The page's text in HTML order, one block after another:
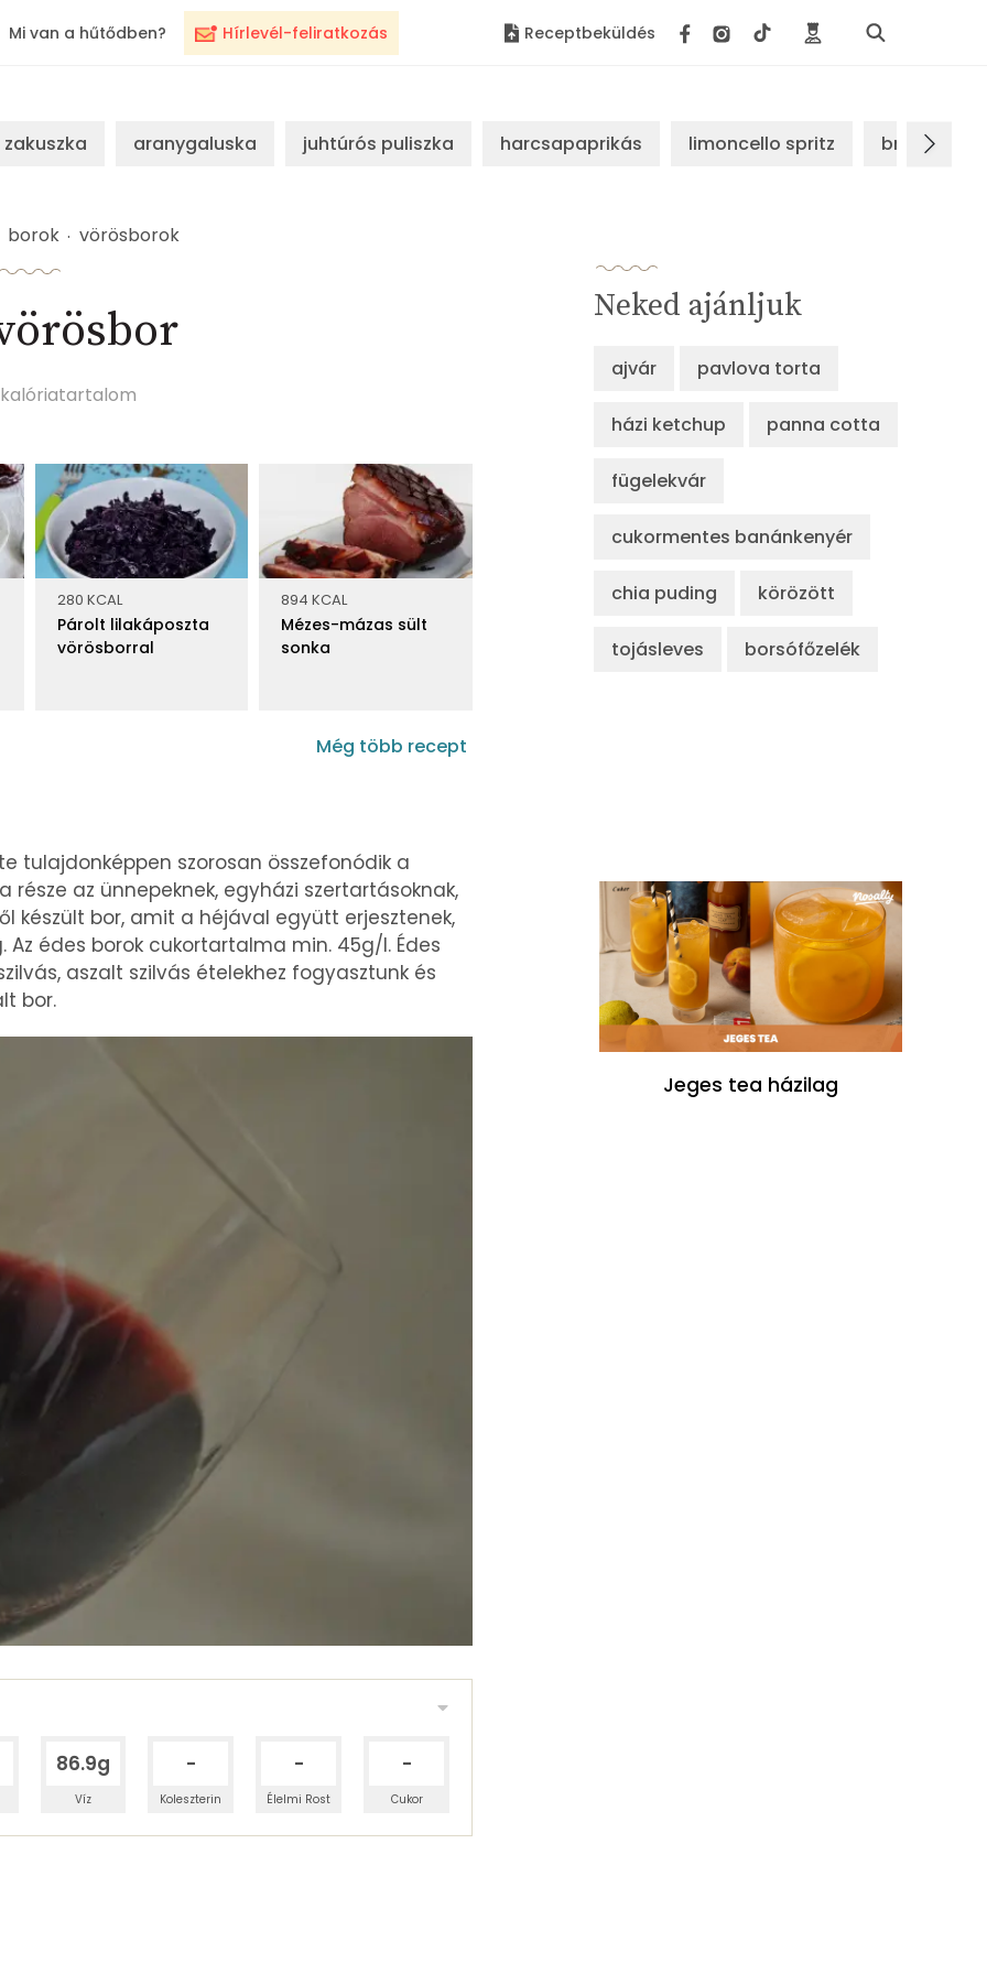
Hírlevél-feliratkozás
Mi van a hűtődben? Receptbeküldés
zakuszka aranygaluska juhtúrós puliszka harcsapaprikás limoncello spritz brassói
borok vörösborok
280 KCAL
Párolt lilakáposzta
vörösborral
894 KCAL
Mézes-mázas sült
sonka
Még több recept
tulajdonképpen szorosan összefonódik a
az ünnepeknek, egyházi szertartásoknak,
készült bor, amit a héjával együtt erjesztenek,
édes borok cukortartalma min. 45g/l. Édes
aszalt szilvás ételekhez fogyasztunk és
bor.
86.9g
Víz
-
Koleszterin
-
Élelmi Rost
-
Cukor
Neked ajánljuk
ajvár pavlova torta
házi ketchup panna cotta
fügelekvár
cukormentes banánkenyér
chia puding körözött
tojásleves borsófőzelék
Jeges tea házilag